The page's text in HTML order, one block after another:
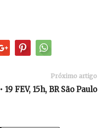
Próximo artigo
• 19 FEV, 15h, BR São Paulo